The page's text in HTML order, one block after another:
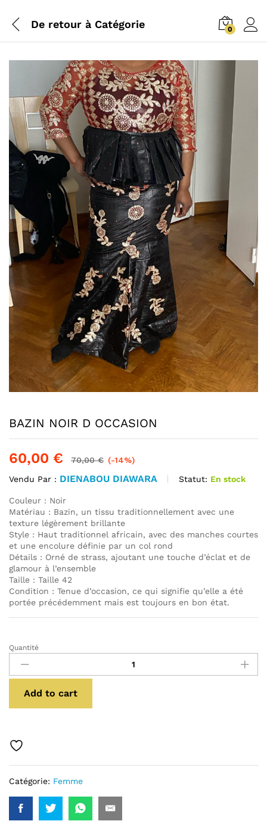
De retour à Catégorie 0
BAZIN NOIR D OCCASION
60,00 € 70,00€ (-14%)
Vendu Par : DIENABOU DIAWARA Statut: En stock
Couleur : Noir
Matériau : Bazin, un tissu traditionnellement avec une
texture légèrement brillante
Style : Haut traditionnel africain, avec des manches courtes
et une encolure définie par un col rond
Détails : Orné de strass, ajoutant une touche d’éclat et de
glamour à l’ensemble
Taille : Taille 42
Condition : Tenue d’occasion, ce qui signifie qu’elle a été
portée précédemment mais est toujours en bon état.
BAZIN
NOIR
D
OCCASION
Quantité
Add to cart
Catégorie: Femme